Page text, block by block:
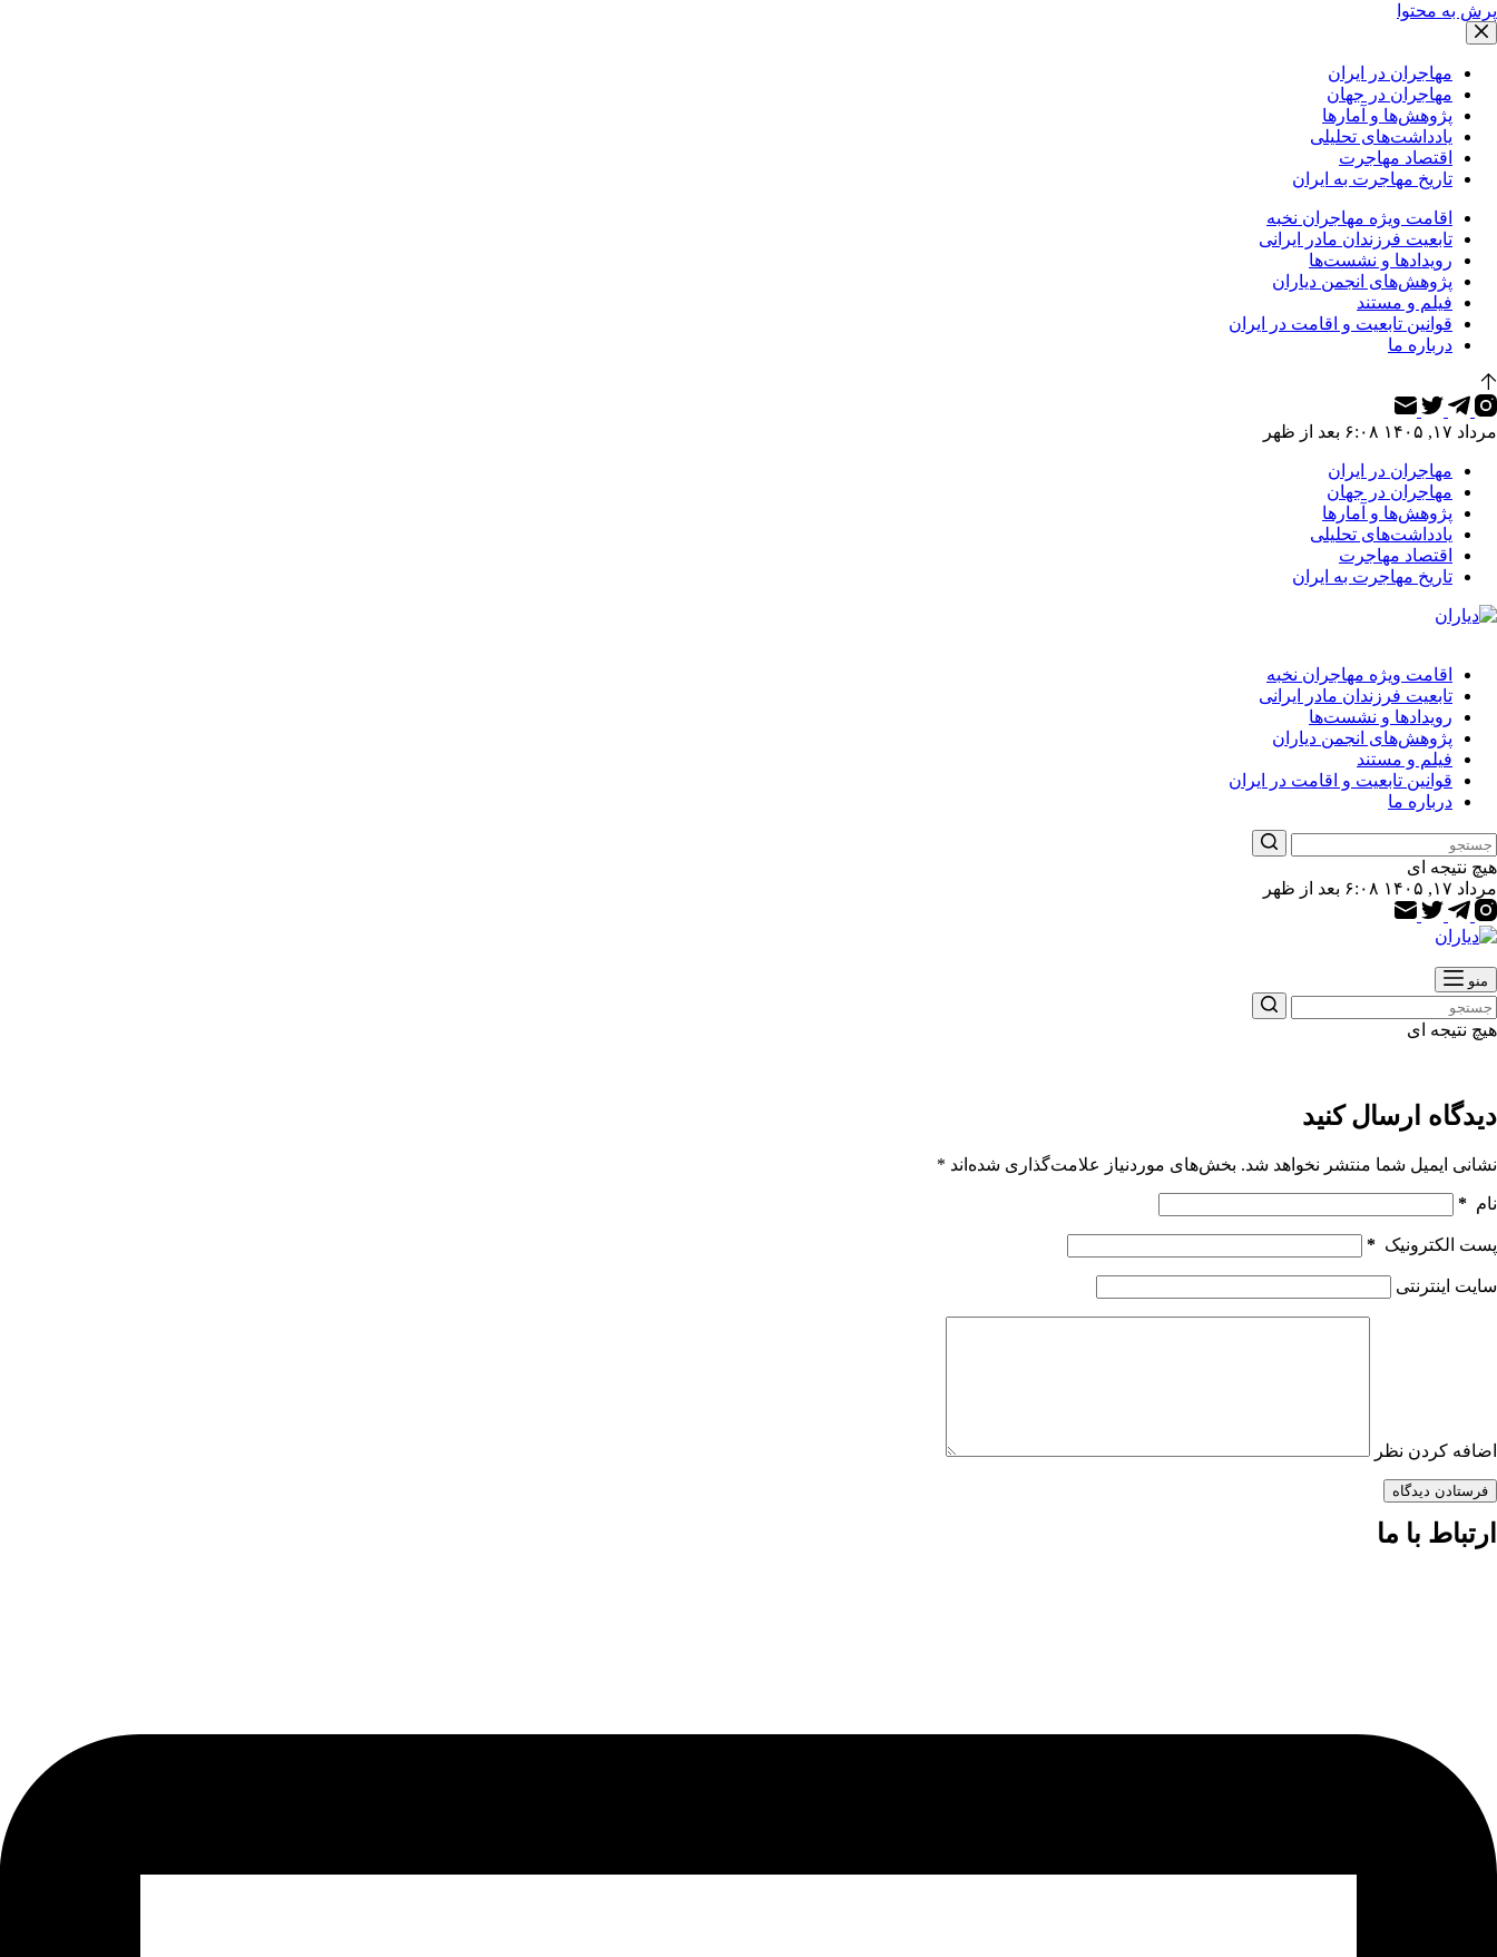
پرش به محتوا
مهاجران در ایران
مهاجران در جهان
پژوهش‌ها و آمارها
یادداشت‌های تحلیلی
اقتصاد مهاجرت
تاریخ مهاجرت به ایران
اقامت ویژه مهاجران نخبه
تابعیت فرزندان مادر ایرانی
رویدادها و نشست‌ها
پژوهش‌های انجمن دیاران
فیلم و مستند
قوانین تابعیت و اقامت در ایران
درباره ما
مرداد ۱۷, ۱۴۰۵ ۶:۰۸ بعد از ظهر
مهاجران در ایران
مهاجران در جهان
پژوهش‌ها و آمارها
یادداشت‌های تحلیلی
اقتصاد مهاجرت
تاریخ مهاجرت به ایران
اقامت ویژه مهاجران نخبه
تابعیت فرزندان مادر ایرانی
رویدادها و نشست‌ها
پژوهش‌های انجمن دیاران
فیلم و مستند
قوانین تابعیت و اقامت در ایران
درباره ما
هیچ نتیجه ای
مرداد ۱۷, ۱۴۰۵ ۶:۰۸ بعد از ظهر
منو
هیچ نتیجه ای
دیدگاه ارسال کنید
نشانی ایمیل شما منتشر نخواهد شد. بخش‌های موردنیاز علامت‌گذاری شده‌اند *
نام *
پست الکترونیک *
سایت اینترنتی
اضافه کردن نظر
فرستادن دیدگاه
ارتباط با ما